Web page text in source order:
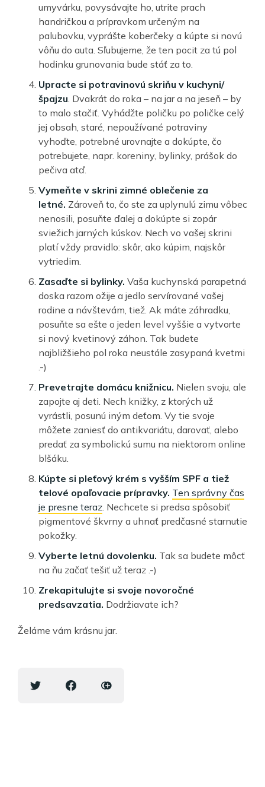
umyvárku, povysávajte ho, utrite prach
handričkou a prípravkom určeným na
palubovku, vyprášte koberčeky a kúpte si novú
vôňu do auta. Sľubujeme, že ten pocit za tú pol
hodinku grunovania bude stáť za to.
Upracte si potravinovú skriňu v kuchyni/
špajzu . Dvakrát do roka – na jar a na jeseň – by
to malo stačiť. Vyhádžte poličku po poličke celý
jej obsah, staré, nepoužívané potraviny
vyhoďte, potrebné urovnajte a dokúpte, čo
potrebujete, napr. koreniny, bylinky, prášok do
pečiva atď.
Vymeňte v skrini zimné oblečenie za
letné. Zároveň to, čo ste za uplynulú zimu vôbec
nenosili, posuňte ďalej a dokúpte si zopár
sviežich jarných kúskov. Nech vo vašej skrini
platí vždy pravidlo: skôr, ako kúpim, najskôr
vytriedim.
Zasaďte si bylinky. Vaša kuchynská parapetná
doska razom ožije a jedlo servírované vašej
rodine a návštevám, tiež. Ak máte záhradku,
posuňte sa ešte o jeden level vyššie a vytvorte
si nový kvetinový záhon. Tak budete
najbližšieho pol roka neustále zasypaná kvetmi
.-)
Prevetrajte domácu knižnicu. Nielen svoju, ale
zapojte aj deti. Nech knižky, z ktorých už
vyrástli, posunú iným deťom. Vy tie svoje
môžete zaniesť do antikvariátu, darovať, alebo
predať za symbolickú sumu na niektorom online
blšáku.
Kúpte si pleťový krém s vyšším SPF a tiež
telové opaľovacie prípravky. Ten správny čas
je presne teraz . Nechcete si predsa spôsobiť
pigmentové škvrny a uhnať predčasné starnutie
pokožky.
Vyberte letnú dovolenku. Tak sa budete môcť
na ňu začať tešiť už teraz .-)
Zrekapitulujte si svoje novoročné
predsavzatia. Dodržiavate ich?
Želáme vám krásnu jar.